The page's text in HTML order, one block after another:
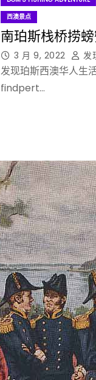
西澳景点
南珀斯栈桥捞
3 月 9, 2022 发
发现珀斯西澳华人生
findpert…